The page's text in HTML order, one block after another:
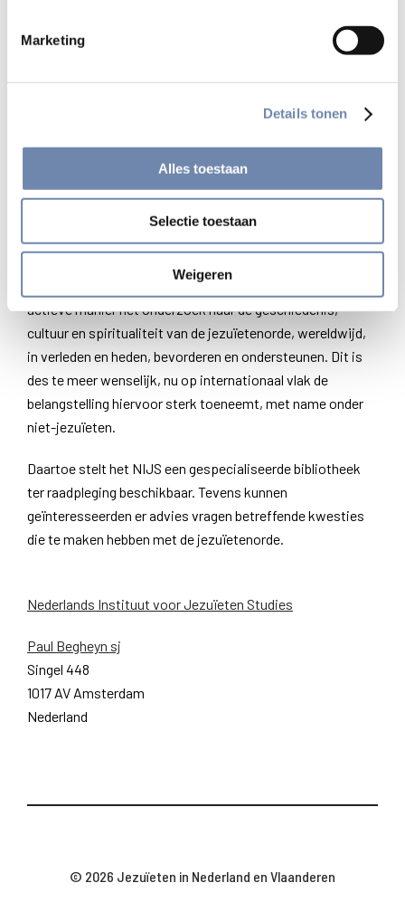
Marketing
Details tonen
Alles toestaan
Selectie toestaan
Weigeren
Jesuitica
België
2. Nederlands Instituut voor
Jezuïeten Studies
werd in het najaar van 2001 opgericht. Het wil op een
actieve manier het onderzoek naar de geschiedenis,
cultuur en spiritualiteit van de jezuïetenorde, wereldwijd,
in verleden en heden, bevorderen en ondersteunen. Dit is
des te meer wenselijk, nu op internationaal vlak de
belangstelling hiervoor sterk toeneemt, met name onder
niet-jezuïeten.
Daartoe stelt het NIJS een gespecialiseerde bibliotheek
ter raadpleging beschikbaar. Tevens kunnen
geïnteresseerden er advies vragen betreffende kwesties
die te maken hebben met de jezuïetenorde.
Nederlands Instituut voor Jezuïeten Studies
Paul Begheyn sj
Singel 448
1017 AV Amsterdam
Nederland
© 2026 Jezuïeten in Nederland en Vlaanderen